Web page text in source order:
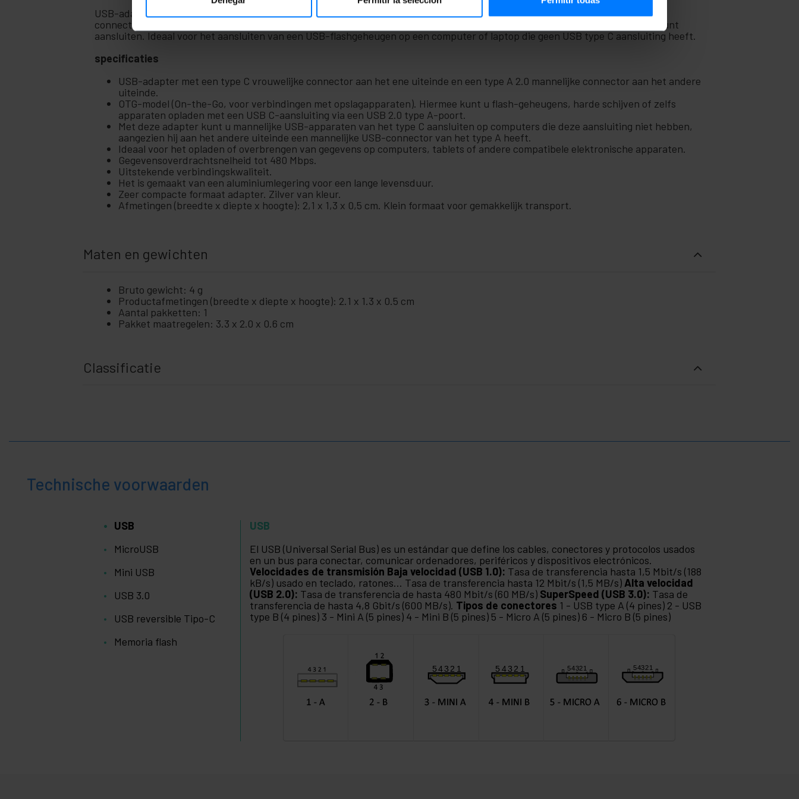
+
USB-adapter met aan het ene uiteinde een vrouwelijke USB type C-connector en aan het andere uiteinde een USB 2.0 type A-
connector. Het is een OTG (On-The-Go) adapter waarmee je flashgeheugens via USB type C (pen-drive, harde schijven, etc.) kunt
aansluiten. Ideaal voor het aansluiten van een USB-flashgeheugen op een computer of laptop die geen USB type C aansluiting heeft.
specificaties
USB-adapter met een type C vrouwelijke connector aan het ene uiteinde en een type A 2.0 mannelijke connector aan het andere
uiteinde.
OTG-model (On-the-Go, voor verbindingen met opslagapparaten). Hiermee kunt u flash-geheugens, harde schijven of zelfs
apparaten opladen met een USB C-aansluiting via een USB 2.0 type A-poort.
Met deze adapter kunt u mannelijke USB-apparaten van het type C aansluiten op computers die deze aansluiting niet hebben,
aangezien hij aan het andere uiteinde een mannelijke USB-connector van het type A heeft.
Ideaal voor het opladen of overbrengen van gegevens op computers, tablets of andere compatibele elektronische apparaten.
Gegevensoverdrachtsnelheid tot 480 Mbps.
Uitstekende verbindingskwaliteit.
Het is gemaakt van een aluminiumlegering voor een lange levensduur.
Zeer compacte formaat adapter. Zilver van kleur.
Afmetingen (breedte x diepte x hoogte): 2,1 x 1,3 x 0,5 cm. Klein formaat voor gemakkelijk transport.
Maten en gewichten
Bruto gewicht: 4 g
Productafmetingen (breedte x diepte x hoogte): 2.1 x 1.3 x 0.5 cm
Aantal pakketten: 1
Pakket maatregelen: 3.3 x 2.0 x 0.6 cm
Classificatie
Technische voorwaarden
USB
MicroUSB
Mini USB
USB 3.0
USB reversible Tipo-C
Memoria flash
USB
El USB (Universal Serial Bus) es un estándar que define los cables, conectores y protocolos usados
en un bus para conectar, comunicar ordenadores, periféricos y dispositivos electrónicos.
Velocidades de transmisión Baja velocidad (USB 1.0): Tasa de transferencia hasta 1,5 Mbit/s (188
kB/s) usado en teclado, ratones... Tasa de transferencia hasta 12 Mbit/s (1,5 MB/s) Alta velocidad
(USB 2.0): Tasa de transferencia de hasta 480 Mbit/s (60 MB/s) SuperSpeed (USB 3.0): Tasa de
transferencia de hasta 4,8 Gbit/s (600 MB/s). Tipos de conectores 1 - USB type A (4 pines) 2 - USB
type B (4 pines) 3 - Mini A (5 pines) 4 - Mini B (5 pines) 5 - Micro A (5 pines) 6 - Micro B (5 pines)